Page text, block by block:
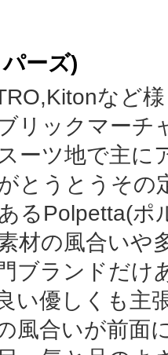
ーズ)
など
リックマーチ
ーツ地で主に
とうとうその
るPolpetta(ポ
材の風合いや
ブランドだけ
い優しくも主
風合いが前面